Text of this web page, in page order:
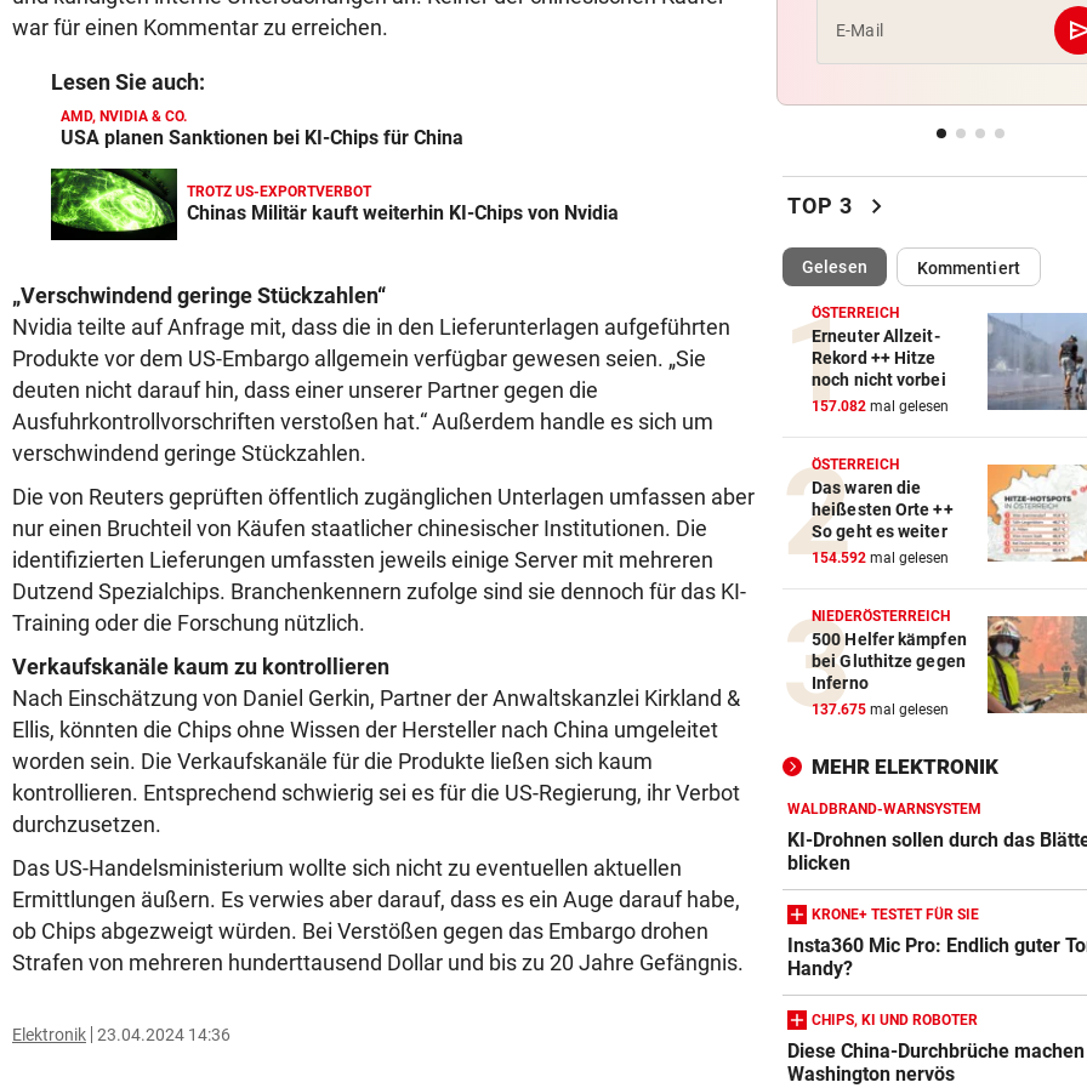
war für einen Kommentar zu erreichen.
Lesen Sie auch:
AMD, NVIDIA & CO.
USA planen Sanktionen bei KI-Chips für China
TROTZ US-EXPORTVERBOT
Chinas Militär kauft weiterhin KI-Chips von Nvidia
„Verschwindend geringe Stückzahlen“
Nvidia teilte auf Anfrage mit, dass die in den Lieferunterlagen aufgeführten
Produkte vor dem US-Embargo allgemein verfügbar gewesen seien. „Sie
deuten nicht darauf hin, dass einer unserer Partner gegen die
Ausfuhrkontrollvorschriften verstoßen hat.“ Außerdem handle es sich um
verschwindend geringe Stückzahlen.
Die von Reuters geprüften öffentlich zugänglichen Unterlagen umfassen aber
nur einen Bruchteil von Käufen staatlicher chinesischer Institutionen. Die
identifizierten Lieferungen umfassten jeweils einige Server mit mehreren
Dutzend Spezialchips. Branchenkennern zufolge sind sie dennoch für das KI-
Training oder die Forschung nützlich.
Verkaufskanäle kaum zu kontrollieren
Nach Einschätzung von Daniel Gerkin, Partner der Anwaltskanzlei Kirkland &
Ellis, könnten die Chips ohne Wissen der Hersteller nach China umgeleitet
worden sein. Die Verkaufskanäle für die Produkte ließen sich kaum
kontrollieren. Entsprechend schwierig sei es für die US-Regierung, ihr Verbot
durchzusetzen.
Das US-Handelsministerium wollte sich nicht zu eventuellen aktuellen
Ermittlungen äußern. Es verwies aber darauf, dass es ein Auge darauf habe,
ob Chips abgezweigt würden. Bei Verstößen gegen das Embargo drohen
Strafen von mehreren hunderttausend Dollar und bis zu 20 Jahre Gefängnis.
Elektronik 23.04.2024 14:36
vor
Ölkatastrophe droht
ÖFB-Kicker Wimmer packt
Morddrohungen aus
ABSCHIED AUS ENGLAND
Spanien-Star Rodri vor
zum FC Barcelona
2 JAHRE LANG GETESTET vor
Drei Steirer tüfteln an der
Boxershort
DRAMATISCHE RETTUNG vor
„In der Wohnung war es
und stockfinster“
CONFERENCE LEAGUE
Später Doppelschlag fixiert
Rapid-Sieg in Estland
60 MILLIONEN € SCHADEN vor
Regierung geht weiter
42,2 GRAD! vor 3
Auch in der Slowakei neuer
Allzeit-Rekord
WAS FÜR EINE KLATSCHE! vor 3
TV-Star geht mit Kanzler
hart ins Gericht
E-Mail
TOP 3 chevron_right
Gelesen(ausgewählt)Kommentiert
ÖSTERREICH
Erneuter Allzeit-
Rekord ++ Hitze
noch nicht vorbei
157.082 mal gelesen
ÖSTERREICH
Das waren die
heißesten Orte ++
So geht es weiter
154.592 mal gelesen
NIEDERÖSTERREICH
500 Helfer kämpfen
bei Gluthitze gegen
Inferno
137.675 mal gelesen
MEHR ELEKTRONIK
WALDBRAND-WARNSYSTEM
KI-Drohnen sollen durch das
blicken
KRONE+ TESTET FÜR SIE
Insta360 Mic Pro: Endlich guter
Handy?
CHIPS, KI UND ROBOTER
Diese China-Durchbrüche machen
Washington nervös